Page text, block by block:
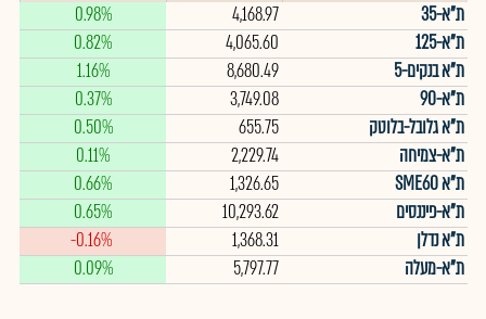
ת"א-35
4,168.97
0.98%
ת"א-125
4,065.60
0.82%
ת"א בנקים-5
8,680.49
1.16%
ת"א-90
3,749.08
0.37%
ת"א גלובל-בלוטק
655.75
0.50%
ת"א-צמיחה
2,229.74
0.11%
ת"א SME60
1,326.65
0.66%
ת"א-פיננסים
10,293.62
0.65%
ת"א נדלן
1,368.31
-0.16%
ת"א-מעלה
5,797.77
0.09%